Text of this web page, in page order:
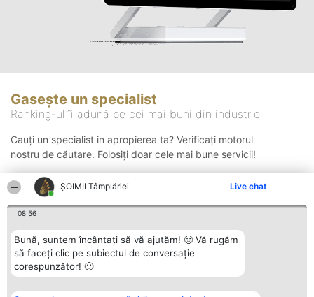
ȘOIMII Tâmplăriei Live chat
08:56
Bună, suntem încântați să vă ajutăm! 🙂 Vă rugăm
să faceți clic pe subiectul de conversație
corespunzător! 🙂
Gasește un specialist
Ranking-ul îi adună pe cei mai buni din industrie
Cauți un specialist in apropierea ta? Verificați motorul
nostru de căutare. Folosiți doar cele mai bune servicii!